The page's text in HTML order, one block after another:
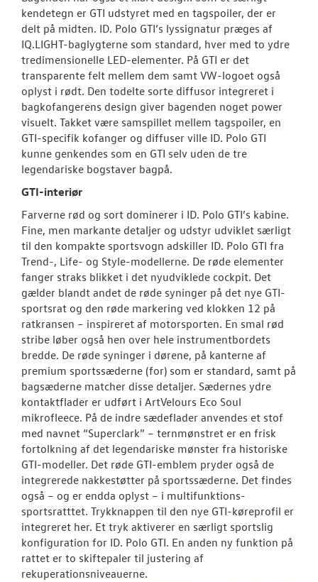
kendetegn er GTI udstyret med en tagspoiler, der er
delt på midten. ID. Polo GTI’s lyssignatur præges af
IQ.LIGHT-baglygterne som standard, hver med to ydre
tredimensionelle LED-elementer. På GTI er det
transparente felt mellem dem samt VW-logoet også
oplyst i rødt. Den todelte sorte diffusor integreret i
bagkofangerens design giver bagenden noget power
visuelt. Takket være samspillet mellem tagspoiler, en
GTI-specifik kofanger og diffuser ville ID. Polo GTI
kunne genkendes som en GTI selv uden de tre
legendariske bogstaver bagpå.
GTI-interiør
Farverne rød og sort dominerer i ID. Polo GTI’s kabine.
Fine, men markante detaljer og udstyr udviklet særligt
til den kompakte sportsvogn adskiller ID. Polo GTI fra
Trend-, Life- og Style-modellerne. De røde elementer
fanger straks blikket i det nyudviklede cockpit. Det
gælder blandt andet de røde syninger på det nye GTI-
sportsrat og den røde markering ved klokken 12 på
ratkransen – inspireret af motorsporten. En smal rød
stribe løber også hen over hele instrumentbordets
bredde. De røde syninger i dørene, på kanterne af
premium sportssæderne (for) som er standard, samt på
bagsæderne matcher disse detaljer. Sædernes ydre
kontaktflader er udført i ArtVelours Eco Soul
mikrofleece. På de indre sædeflader anvendes et stof
med navnet “Superclark” – ternmønstret er en frisk
fortolkning af det legendariske mønster fra historiske
GTI-modeller. Det røde GTI-emblem pryder også de
integrerede nakkestøtter på sportssæderne. Det findes
også – og er endda oplyst – i multifunktions-
sportsratttet. Trykknappen til den nye GTI-køreprofil er
integreret her. Et tryk aktiverer en særligt sportslig
konfiguration for ID. Polo GTI. En anden ny funktion på
rattet er to skiftepaler til justering af
rekuperationsniveauerne.